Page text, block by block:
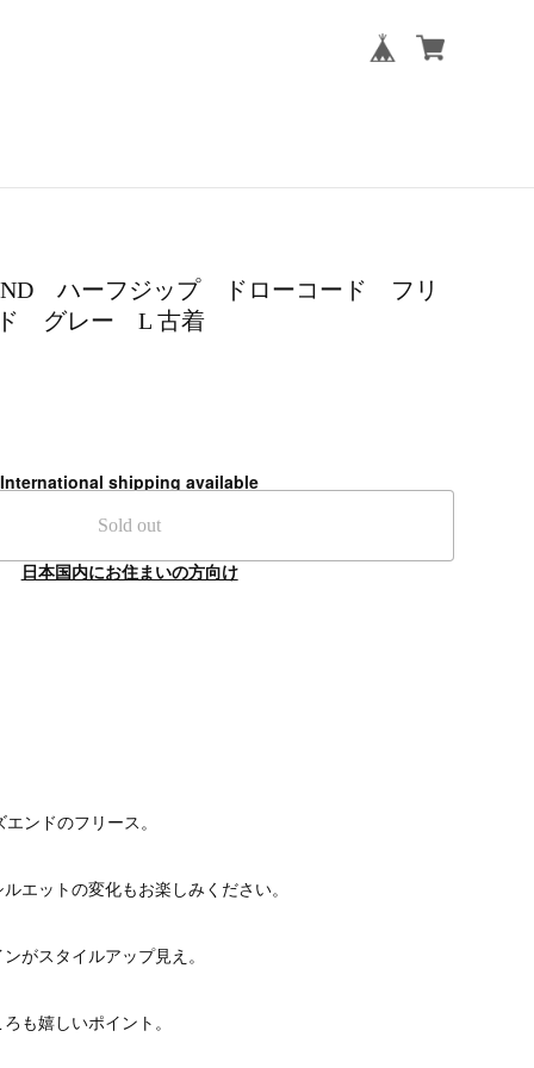
END ハーフジップ ドローコード フリ
グレー L 古着
International shipping available
Sold out
日本国内にお住まいの方向け
ンドのフリース。
エットの変化もお楽しみください。
がスタイルアップ見え。
も嬉しいポイント。